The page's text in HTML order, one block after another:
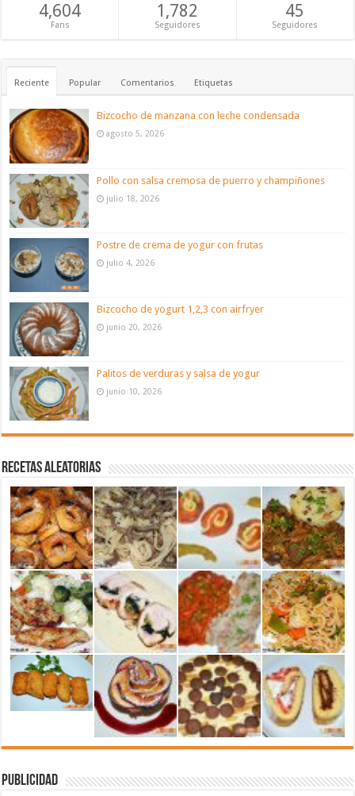
4,604
Fans
1,782
Seguidores
45
Seguidores
Reciente Popular Comentarios Etiquetas
Bizcocho de manzana con leche condensada
agosto 5, 2026
Pollo con salsa cremosa de puerro y champiñones
julio 18, 2026
Postre de crema de yogur con frutas
julio 4, 2026
Bizcocho de yogurt 1,2,3 con airfryer
junio 20, 2026
Palitos de verduras y salsa de yogur
junio 10, 2026
Recetas aleatorias
Publicidad